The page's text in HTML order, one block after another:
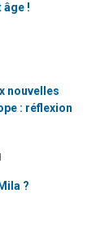
âge !
nouvelles
: réflexion
?